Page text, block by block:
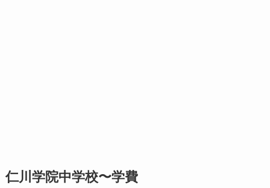
仁川学院中学校〜学費